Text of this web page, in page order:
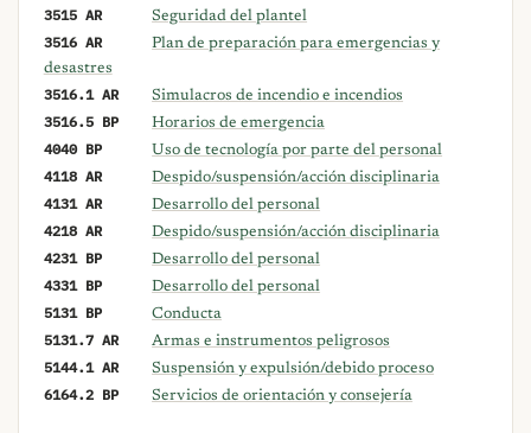
3515 AR Seguridad del plantel
3516 AR
Plan de preparación para emergencias y
desastres
3516.1 AR Simulacros de incendio e incendios
3516.5 BP Horarios de emergencia
4040 BP Uso de tecnología por parte del personal
4118 AR Despido/suspensión/acción disciplinaria
4131 AR Desarrollo del personal
4218 AR Despido/suspensión/acción disciplinaria
4231 BP Desarrollo del personal
4331 BP Desarrollo del personal
5131 BP Conducta
5131.7 AR Armas e instrumentos peligrosos
5144.1 AR Suspensión y expulsión/debido proceso
6164.2 BP Servicios de orientación y consejería